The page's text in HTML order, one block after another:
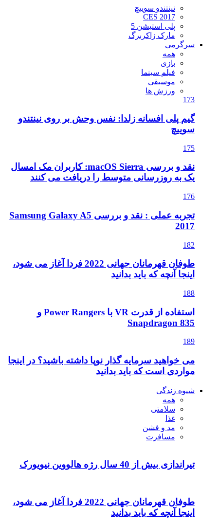
نینتندو سوییچ
CES 2017
پلی استیشن 5
مارک زاکربرگ
سرگرمی
همه
بازی
فیلم سینما
موسیقی
ورزش ها
گیم پلی افسانه زلدا: نفس وحش بر روی نینتندو
سوییچ
نقد و بررسی macOS Sierra: کاربران مک امسال
یک به روزرسانی متوسط را دریافت می کنند
تجربه عملی : نقد و بررسی Samsung Galaxy A5
طوفان قهرمانان جهانی 2022 فردا آغاز می شود،
اینجا آنچه که باید بدانید
استفاده از قدرت VR با Power Rangers و
Snapdragon 835
می خواهید سرمایه گذار نوپا داشته باشید؟ در اینجا
مواردی است که باید بدانید
شیوه زندگی
همه
سلامتی
مد و فشن
مسافرت
تیراندازی بیش از 40 سال رژه هالووین نیویورک
طوفان قهرمانان جهانی 2022 فردا آغاز می شود،
اینجا آنچه که باید بدانید